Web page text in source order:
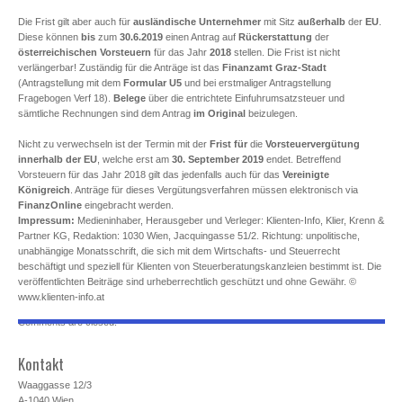
Die Frist gilt aber auch für ausländische Unternehmer mit Sitz außerhalb der EU
Diese können bis zum 30.6.2019 einen Antrag auf Rückerstattung der
österreichischen Vorsteuern für das Jahr 2018 stellen. Die Frist ist nicht
verlängerbar! Zuständig für die Anträge ist das Finanzamt Graz-Stadt
(Antragstellung mit dem Formular U5 und bei erstmaliger Antragstellung
Fragebogen Verf 18). Belege über die entrichtete Einfuhrumsatzsteuer und
sämtliche Rechnungen sind dem Antrag im Original beizulegen.
Nicht zu verwechseln ist der Termin mit der Frist für die Vorsteuervergütung
innerhalb der EU , welche erst am 30. September 2019 endet. Betreffend
Vorsteuern für das Jahr 2018 gilt das jedenfalls auch für das Vereinigte
Königreich . Anträge für dieses Vergütungsverfahren müssen elektronisch via
FinanzOnline eingebracht werden.
Impressum: Medieninhaber, Herausgeber und Verleger: Klienten-Info, Klier, Krenn &
Partner KG, Redaktion: 1030 Wien, Jacquingasse 51/2. Richtung: unpolitische,
unabhängige Monatsschrift, die sich mit dem Wirtschafts- und Steuerrecht
beschäftigt und speziell für Klienten von Steuerberatungskanzleien bestimmt ist. Die
veröffentlichten Beiträge sind urheberrechtlich geschützt und ohne Gewähr. ©
www.klienten-info.at
Comments are closed.
Kontakt
Waaggasse 12/3